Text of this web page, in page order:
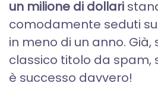
un milione di dollari
comodamente seduti
in meno di un anno. Già,
classico titolo da spam,
è successo davvero!